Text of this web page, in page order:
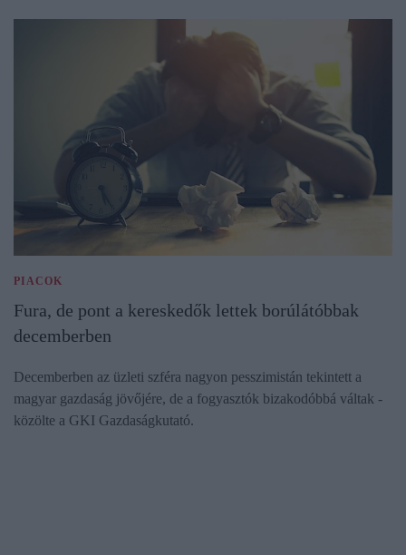
PIACOK
Fura, de pont a kereskedők lettek borúlátóbbak
decemberben
Decemberben az üzleti szféra nagyon pesszimistán tekintett a
magyar gazdaság jövőjére, de a fogyasztók bizakodóbbá váltak -
közölte a GKI Gazdaságkutató.